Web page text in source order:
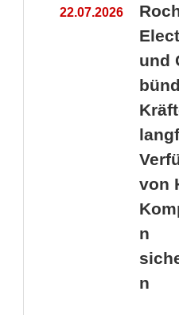
22.07.2026
und
von
n
n